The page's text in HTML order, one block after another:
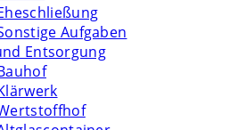
Aufgaben
Entsorgung